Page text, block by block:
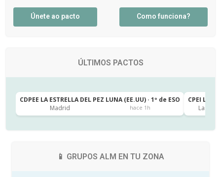
Únete ao pacto Como funciona?
ÚLTIMOS PACTOS
CDPEE LA ESTRELLA DEL PEZ LUNA (EE.UU) · 1º de ESO
Madrid
hace 1h
CPEI LA
Las
📱 GRUPOS ALM EN TU ZONA